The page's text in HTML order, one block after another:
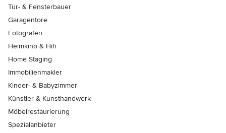
Tür- & Fensterbauer
Garagentore
Fotografen
Heimkino & Hifi
Home Staging
Immobilienmakler
Kinder- & Babyzimmer
Künstler & Kunsthandwerk
Möbelrestaurierung
Spezialanbieter